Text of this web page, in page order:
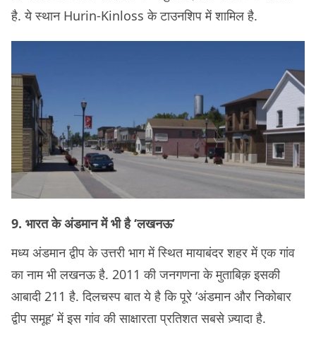
है. ये स्‍थान Hurin-Kinloss के टाउनशिप में शामिल है.
9. भारत के अंडमान में भी है ‘लखनऊ’
मध्य अंडमान द्वीप के उत्तरी भाग में स्थित मायाबंदर शहर में एक गांव
का नाम भी लखनऊ है. 2011 की जनगणना के मुताबिक़ इसकी
आबादी 211 है. दिलचस्प बात ये है कि पूरे ‘अंडमान और निकोबार
द्वीप समूह’ में इस गांव की साक्षारता प्रतिशत सबसे ज़्यादा है.